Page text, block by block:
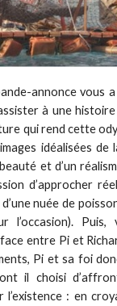
annonce vous a
à une
qui rend cette
idéalisées
et d’un
d’approcher
nuée de
l’occasion).
entre Pi et
Pi et sa foi
il choisi
l’existence : en